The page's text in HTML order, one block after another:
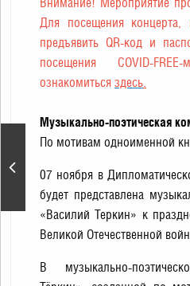
«Корсар». А. Адан.
«Кремлёвский балет»
Для посещения
предъявить QR-код и
посещения COVID-
ознакомиться здесь.
Музыкально-поэтическая
По мотивам одноименной
07 ноября в
будет представлена
«Василий Теркин» к
Великой Отечественной
В музыкально-